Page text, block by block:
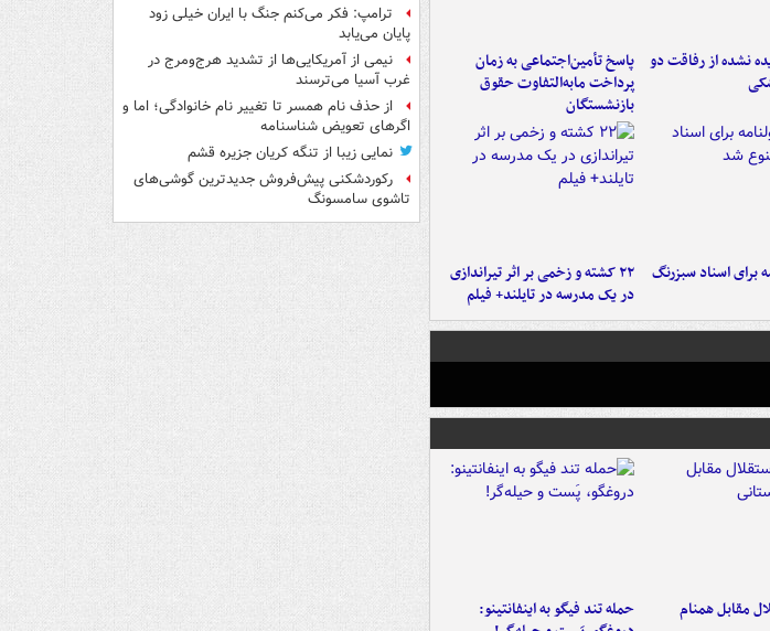
نشده از رفاقت دو
پاسخ تأمین‌اجتماعی به زمان
پرداخت مابه‌التفاوت حقوق
بازنشستگان
برای اسناد سبزرنگ
۲۲ کشته و زخمی بر اثر تیراندازی
در یک مدرسه در تایلند+ فیلم
مقابل همنام
حمله تند فیگو به اینفانتینو:
ترامپ: فکر می‌کنم جنگ با ایران خیلی زود
پایان می‌یابد
نیمی از آمریکایی‌ها از تشدید هرج‌ومرج در
غرب آسیا می‌ترسند
از حذف نام همسر تا تغییر نام خانوادگی؛ اما و
اگرهای تعویض شناسنامه
نمایی زیبا از تنگه کریان جزیره قشم
رکوردشکنی پیش‌فروش جدیدترین گوشی‌های
تاشوی سامسونگ